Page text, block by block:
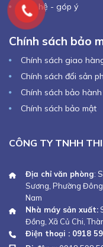
Liên hệ - góp ý
Chính sách bảo
Chính sách giao
Chính sách đổi sản
Chính sách bảo hành
Chính sách bảo mật
CÔNG TY TNHH
Địa chỉ văn phòng:
Sương, Phường
Nam
Nhà máy sản xuất:
Đồng, Xã Củ Chi,
Điện thoại : 0918